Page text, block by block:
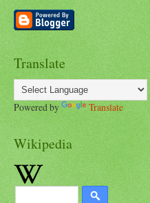
Translate
Powered by Translate
Wikipedia